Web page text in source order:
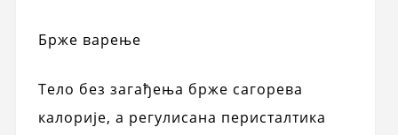
Брже варење
Тело без загађења брже сагорева
калорије, а регулисана перисталтика